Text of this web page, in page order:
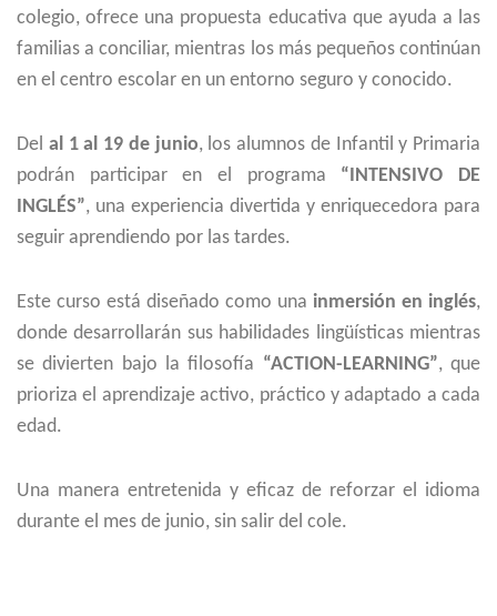
colegio, ofrece una propuesta educativa que ayuda a las
familias a conciliar, mientras los más pequeños continúan
en el centro escolar en un entorno seguro y conocido.
Del al 1 al 19 de junio, los alumnos de Infantil y Primaria
podrán participar en el programa “INTENSIVO DE
INGLÉS”, una experiencia divertida y enriquecedora para
seguir aprendiendo por las tardes.
Este curso está diseñado como una inmersión en inglés,
donde desarrollarán sus habilidades lingüísticas mientras
se divierten bajo la filosofía “ACTION-LEARNING”, que
prioriza el aprendizaje activo, práctico y adaptado a cada
edad.
Una manera entretenida y eficaz de reforzar el idioma
durante el mes de junio, sin salir del cole.